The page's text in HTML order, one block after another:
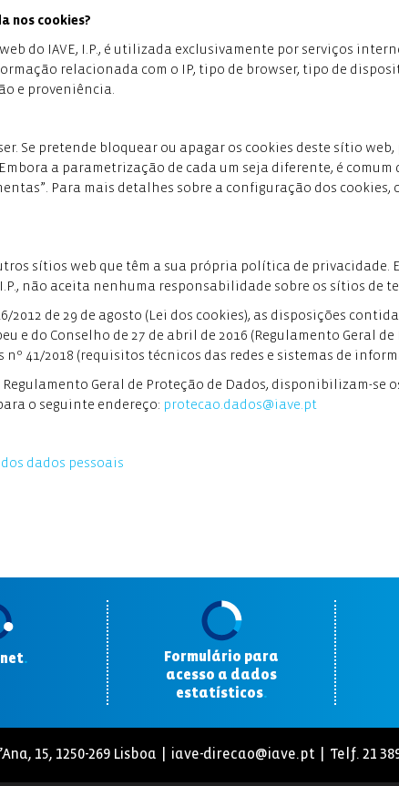
nos cookies?
do IAVE, I.P., é utilizada exclusivamente por serviços
relacionada com o IP, tipo de browser, tipo de
e proveniência.
Se pretende bloquear ou apagar os cookies deste sítio web,
a parametrização de cada um seja diferente, é comum
Para mais detalhes sobre a configuração dos cookies,
sítios web que têm a sua própria política de privacidade.
não aceita nenhuma responsabilidade sobre os sítios de
2012 de 29 de agosto (Lei dos cookies), as disposições
e do Conselho de 27 de abril de 2016 (Regulamento Geral de
41/2018 (requisitos técnicos das redes e sistemas de
Geral de Proteção de Dados, disponibilizam-se
o seguinte endereço: protecao.dados@iave.pt
dados pessoais
.
Formulário para
acesso a dados
estatísticos.
15, 1250-269 Lisboa | iave-direcao@iave.pt | Telf. 21